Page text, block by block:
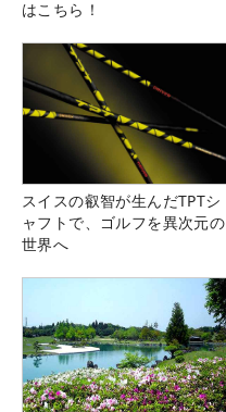
はこちら！
スイスの叡智が生んだTPTシ
ャフトで、ゴルフを異次元の
世界へ